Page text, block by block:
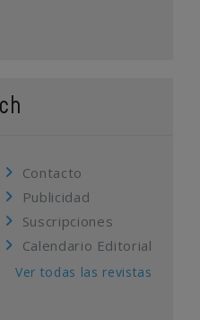
Contacto
Publicidad
Suscripciones
Calendario Editorial
Ver todas las revistas